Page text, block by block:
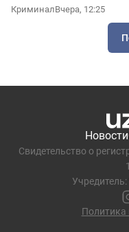
КриминалВчера, 12:25
Новости
Свидетельство о
Политика